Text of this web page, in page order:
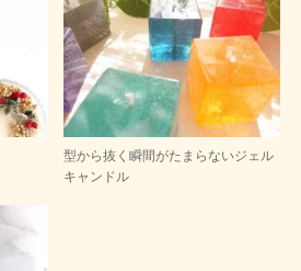
型から抜く瞬間がたまらないジェル
キャンドル